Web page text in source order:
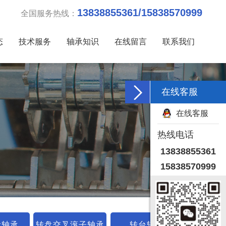
全国服务热线： 13838855361/15838570999
技术服务 轴承知识 在线留言 联系我们
在线客服
在线客服
热线电话
13838855361
15838570999